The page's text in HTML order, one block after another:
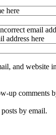
here
email
address here
and website
up comments
by email.